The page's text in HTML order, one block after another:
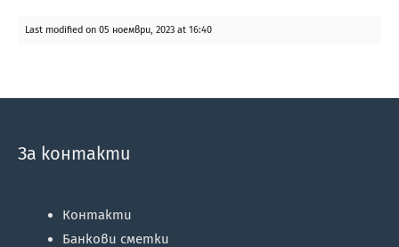
Last modified on 05 ноември, 2023 at 16:40
За контакти
Контакти
Банкови сметки